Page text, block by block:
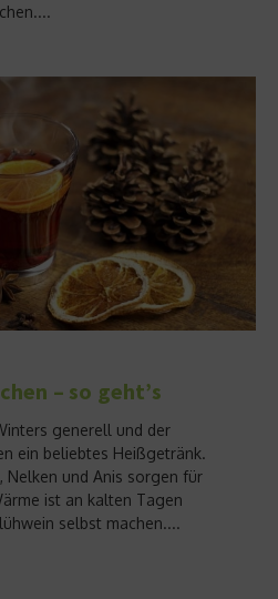
– so geht’s
generell und der
ein beliebtes Heißgetränk.
Nelken und Anis sorgen für
ist an kalten Tagen
selbst machen....